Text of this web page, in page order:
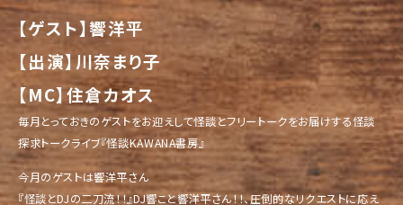
【ゲスト】響洋平
【出演】川奈まり子
【MC】住倉カオス
毎月とっておきのゲストをお迎えして怪談とフリートークをお届けする怪談
探求トークライブ『怪談KAWANA書房』
今月のゲストは響洋平さん
『怪談とDJの二刀流！！』DJ響こと響洋平さん！！、圧倒的なリクエストに応え